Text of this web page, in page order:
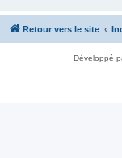
Retour vers le site
Développé